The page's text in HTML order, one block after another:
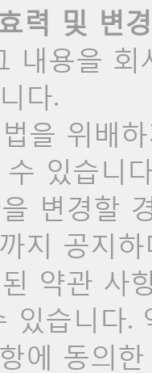
력 및 변경
내용을
다.
을 위배
있습니
변경할
지 공지
약관 사
있습니다.
에 동의